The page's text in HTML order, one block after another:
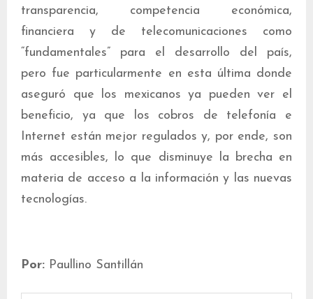
transparencia, competencia económica,
financiera y de telecomunicaciones como
“fundamentales” para el desarrollo del país,
pero fue particularmente en esta última donde
aseguró que los mexicanos ya pueden ver el
beneficio, ya que los cobros de telefonía e
Internet están mejor regulados y, por ende, son
más accesibles, lo que disminuye la brecha en
materia de acceso a la información y las nuevas
tecnologías.
Por: Paullino Santillán